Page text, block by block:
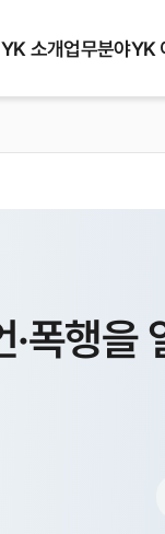
YK 소개업무분야YK
·폭행